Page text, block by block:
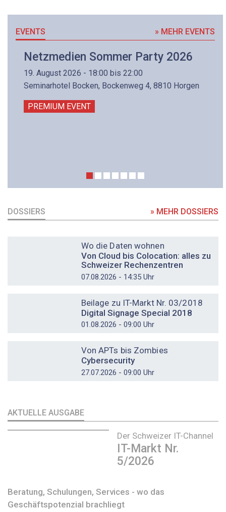
EVENTS » MEHR EVENTS
Netzmedien Sommer Party 2026
19. August 2026 - 18:00 bis 22:00
Seminarhotel Bocken, Bockenweg 4, 8810 Horgen
PREMIUM EVENT
DOSSIERS » MEHR DOSSIERS
Wo die Daten wohnen
Von Cloud bis Colocation: alles zu
Schweizer Rechenzentren
07.08.2026 - 14:35 Uhr
Beilage zu IT-Markt Nr. 03/2018
Digital Signage Special 2018
01.08.2026 - 09:00 Uhr
Von APTs bis Zombies
Cybersecurity
27.07.2026 - 09:00 Uhr
AKTUELLE AUSGABE
Der Schweizer IT-Channel
IT-Markt Nr.
5/2026
Beratung, Schulungen, Services - wo das
Geschäftspotenzial brachliegt